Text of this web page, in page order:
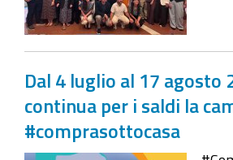
Dal 4 luglio al 17 agosto
continua per i saldi la
#comprasottocasa